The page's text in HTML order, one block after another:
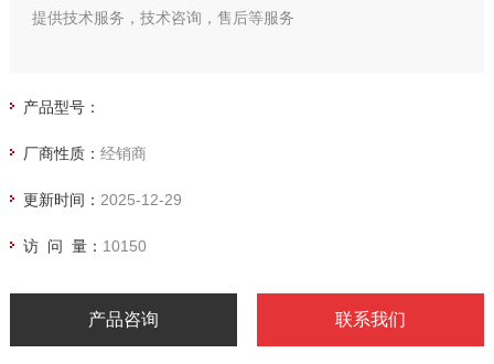
提供技术服务，技术咨询，售后等服务
产品型号：
厂商性质： 经销商
更新时间： 2025-12-29
访 问 量： 10150
产品咨询 联系我们